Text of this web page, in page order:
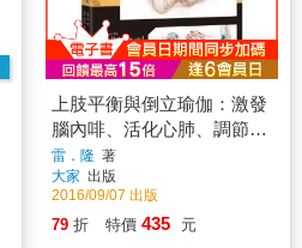
上肢平衡與倒立瑜伽：激發
腦內啡、活化心肺、調節神
經系統的精準瑜伽解剖書
雷．隆 著
大家 出版
2016/09/07 出版
79 折 特價 435 元